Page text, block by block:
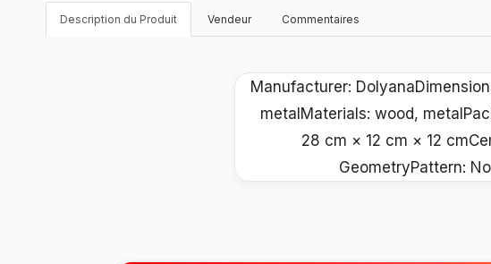
Description du Produit Vendeur Commentaires
Manufacturer:
metalMaterials: wood,
28 cm × 12 cm × 12
GeometryPattern: